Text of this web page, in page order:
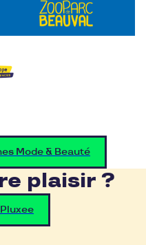
Mode & Beauté
plaisir ?